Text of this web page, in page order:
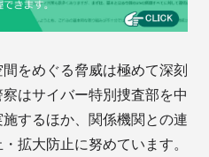
をめぐる脅威は極めて深刻
はサイバー特別捜査部を中
するほか、関係機関との連
拡大防止に努めています。